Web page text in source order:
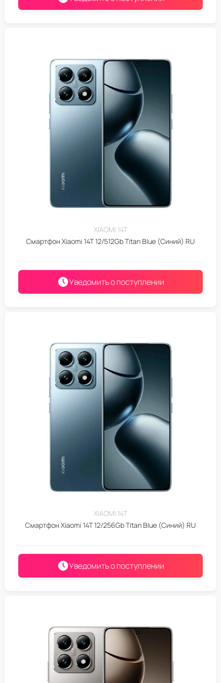
XIAOMI 14T
Смартфон Xiaomi 14T 12/512Gb Titan Blue (Синий) RU
Уведомить о поступлении
XIAOMI 14T
Смартфон Xiaomi 14T 12/256Gb Titan Blue (Синий) RU
Уведомить о поступлении